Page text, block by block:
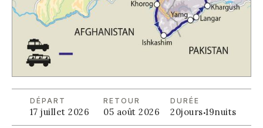
DÉPART
17 juillet 2026
RETOUR
05 août 2026
DURÉE
20jours·19nuits